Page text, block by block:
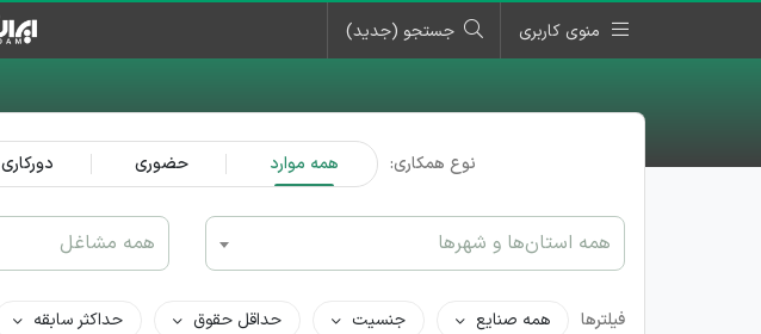
منوی کاربری جستجو (جدید)
نوع همکاری: همه موارد حضوری دورکاری
همه استان‌ها و شهرها همه مشاغل
فیلترها همه صنایع جنسیت حداقل حقوق حداکثر سابقه